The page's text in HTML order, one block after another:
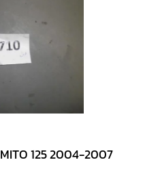
MITO 125 2004-2007